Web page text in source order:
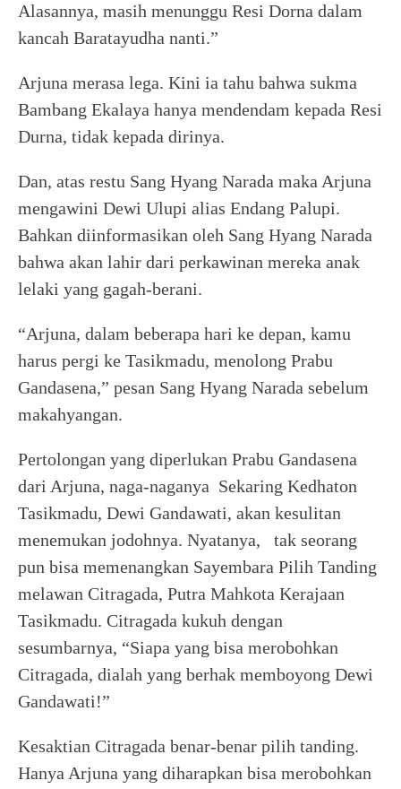
Alasannya, masih menunggu Resi Dorna dalam
kancah Baratayudha nanti.”
Arjuna merasa lega. Kini ia tahu bahwa sukma
Bambang Ekalaya hanya mendendam kepada Resi
Durna, tidak kepada dirinya.
Dan, atas restu Sang Hyang Narada maka Arjuna
mengawini Dewi Ulupi alias Endang Palupi.
Bahkan diinformasikan oleh Sang Hyang Narada
bahwa akan lahir dari perkawinan mereka anak
lelaki yang gagah-berani.
“Arjuna, dalam beberapa hari ke depan, kamu
harus pergi ke Tasikmadu, menolong Prabu
Gandasena,” pesan Sang Hyang Narada sebelum
makahyangan.
Pertolongan yang diperlukan Prabu Gandasena
dari Arjuna, naga-naganya Sekaring Kedhaton
Tasikmadu, Dewi Gandawati, akan kesulitan
menemukan jodohnya. Nyatanya, tak seorang
pun bisa memenangkan Sayembara Pilih Tanding
melawan Citragada, Putra Mahkota Kerajaan
Tasikmadu. Citragada kukuh dengan
sesumbarnya, “Siapa yang bisa merobohkan
Citragada, dialah yang berhak memboyong Dewi
Gandawati!”
Kesaktian Citragada benar-benar pilih tanding.
Hanya Arjuna yang diharapkan bisa merobohkan